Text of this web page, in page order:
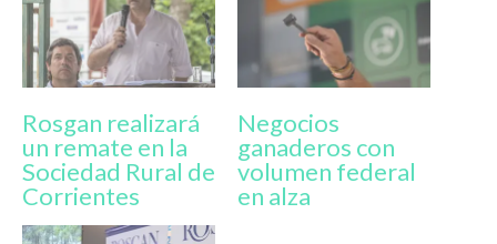
Rosgan realizará
un remate en la
Sociedad Rural de
Corrientes
Negocios
ganaderos con
volumen federal
en alza